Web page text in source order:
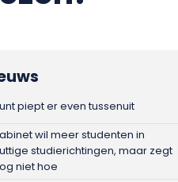
piept er even tussenuit
wil meer studenten in
studierichtingen, maar zegt
niet hoe